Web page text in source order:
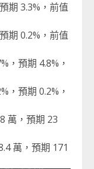
期 3.3%，前值
期 0.2%，前值
，預期 4.8%，
，預期 0.2%，
萬，預期 23
萬，預期 171